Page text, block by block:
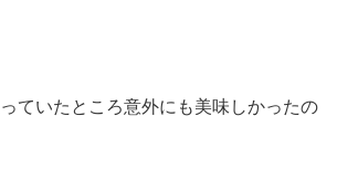
ていたところ意外にも美味しかったの